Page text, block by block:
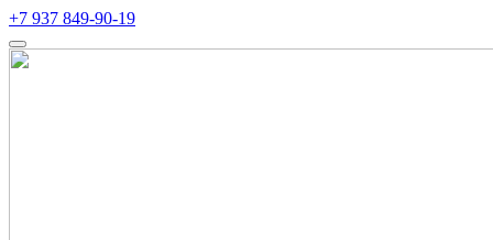
+7 937 849-90-19